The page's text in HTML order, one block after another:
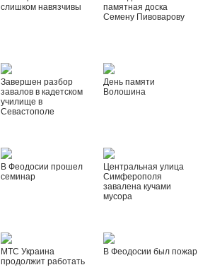
слишком навязчивы
памятная доска
Семену Пивоварову
Завершен разбор
завалов в кадетском
училище в
Севастополе
День памяти
Волошина
В Феодосии прошел
семинар
Центральная улица
Симферополя
завалена кучами
мусора
МТС Украина
продолжит работать
В Феодосии был пожар